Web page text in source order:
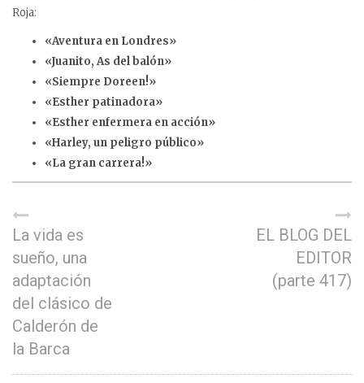
Roja:
«Aventura en Londres»
«Juanito, As del balón»
«Siempre Doreen!»
«Esther patinadora»
«Esther enfermera en acción»
«Harley, un peligro público»
«La gran carrera!»
La vida es
sueño, una
adaptación
del clásico de
Calderón de
la Barca
EL BLOG DEL
EDITOR
(parte 417)